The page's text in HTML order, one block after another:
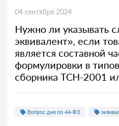
04 сентября 2024
Нужно ли указывать
эквивалент», если
является составной
формулировки в
сборника ТСН-2001
Вопрос дня по 44-ФЗ